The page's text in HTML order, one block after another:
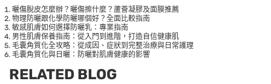
曬傷脫皮怎麼辦？曬傷擦什麼？蘆薈凝膠及面膜推薦
物理防曬跟化學防曬哪個好？全面比較指南
敏感肌膚如何選擇防曬乳：專業指南
男性肌膚保養指南：從入門到進階，打造自信健康肌
毛囊角質化全攻略：從成因、症狀到完整治療與日常護理
毛囊角質化與日曬：防曬對肌膚健康的影響
RELATED BLOG